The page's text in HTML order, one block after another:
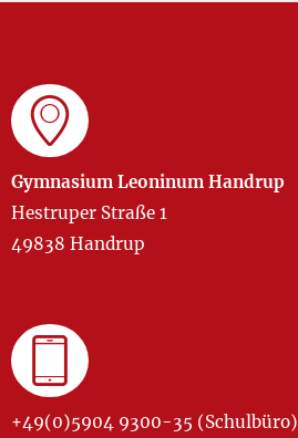
Gymnasium Leoninum Handrup
Hestruper Straße 1
49838 Handrup
+49(0)5904 9300-35 (Schulbüro)